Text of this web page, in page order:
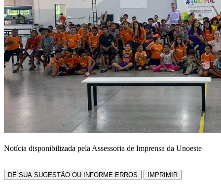
Notícia disponibilizada pela Assessoria de Imprensa da Unoeste
DÊ SUA SUGESTÃO OU INFORME ERROS IMPRIMIR